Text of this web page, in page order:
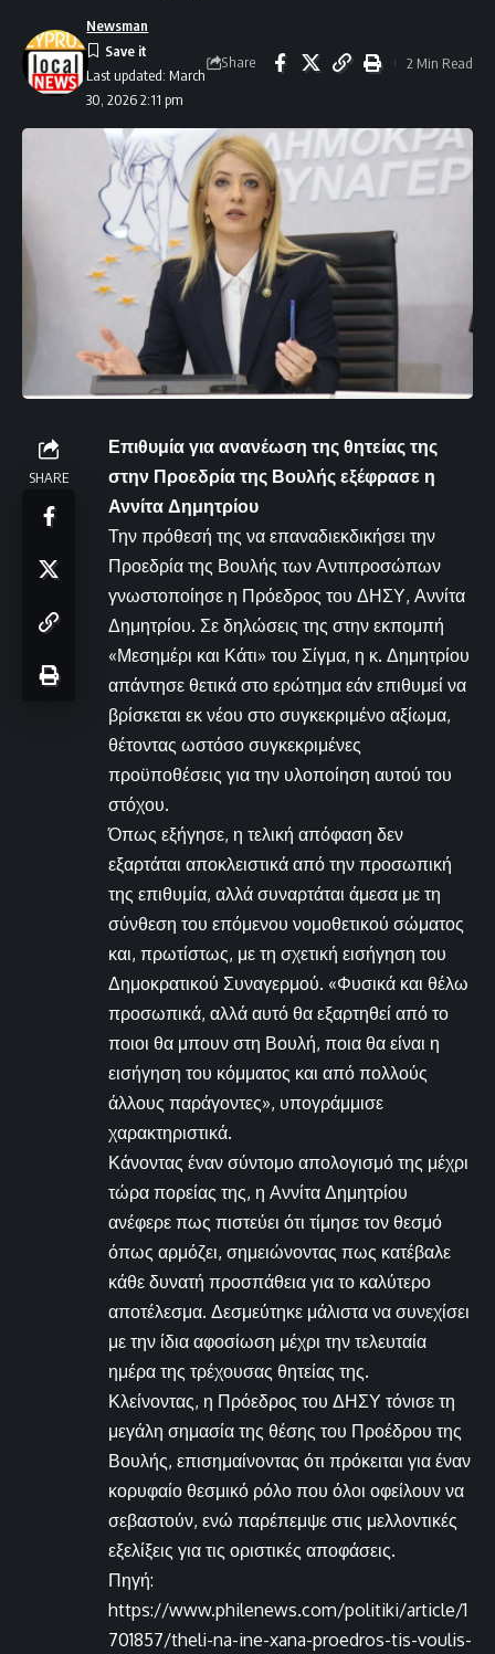
Last updated: March
30, 2026 2:11 pm
Newsman
Share 2 Min Read
SHARE
Επιθυμία για ανανέωση της θητείας της
στην Προεδρία της Βουλής εξέφρασε η
Αννίτα Δημητρίου
Την πρόθεσή της να επαναδιεκδικήσει την
Προεδρία της Βουλής των Αντιπροσώπων
γνωστοποίησε η Πρόεδρος του ΔΗΣΥ, Αννίτα
Δημητρίου. Σε δηλώσεις της στην εκπομπή
«Μεσημέρι και Κάτι» του Σίγμα, η κ. Δημητρίου
απάντησε θετικά στο ερώτημα εάν επιθυμεί να
βρίσκεται εκ νέου στο συγκεκριμένο αξίωμα,
θέτοντας ωστόσο συγκεκριμένες
προϋποθέσεις για την υλοποίηση αυτού του
στόχου.
Όπως εξήγησε, η τελική απόφαση δεν
εξαρτάται αποκλειστικά από την προσωπική
της επιθυμία, αλλά συναρτάται άμεσα με τη
σύνθεση του επόμενου νομοθετικού σώματος
και, πρωτίστως, με τη σχετική εισήγηση του
Δημοκρατικού Συναγερμού. «Φυσικά και θέλω
προσωπικά, αλλά αυτό θα εξαρτηθεί από το
ποιοι θα μπουν στη Βουλή, ποια θα είναι η
εισήγηση του κόμματος και από πολλούς
άλλους παράγοντες», υπογράμμισε
χαρακτηριστικά.
Κάνοντας έναν σύντομο απολογισμό της μέχρι
τώρα πορείας της, η Αννίτα Δημητρίου
ανέφερε πως πιστεύει ότι τίμησε τον θεσμό
όπως αρμόζει, σημειώνοντας πως κατέβαλε
κάθε δυνατή προσπάθεια για το καλύτερο
αποτέλεσμα. Δεσμεύτηκε μάλιστα να συνεχίσει
με την ίδια αφοσίωση μέχρι την τελευταία
ημέρα της τρέχουσας θητείας της.
Κλείνοντας, η Πρόεδρος του ΔΗΣΥ τόνισε τη
μεγάλη σημασία της θέσης του Προέδρου της
Βουλής, επισημαίνοντας ότι πρόκειται για έναν
κορυφαίο θεσμικό ρόλο που όλοι οφείλουν να
σεβαστούν, ενώ παρέπεμψε στις μελλοντικές
εξελίξεις για τις οριστικές αποφάσεις.
Πηγή:
https://www.philenews.com/politiki/article/1
701857/theli-na-ine-xana-proedros-tis-voulis-